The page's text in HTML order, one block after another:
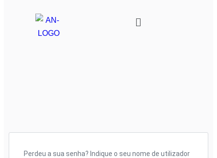
Perdeu a sua senha? Indique o seu nome de utilizador